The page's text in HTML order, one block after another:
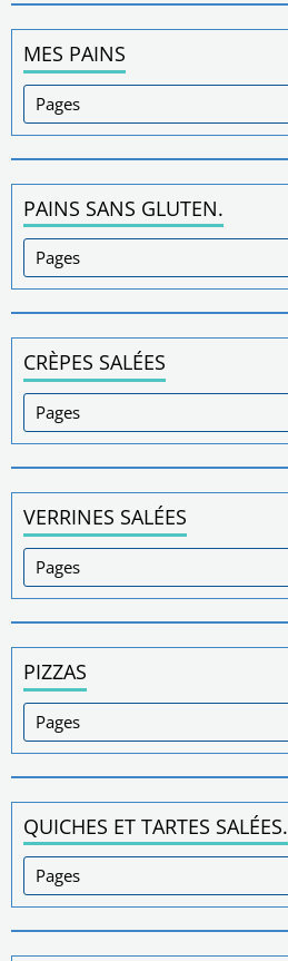
MES PAINS
PAINS SANS GLUTEN.
CRÈPES SALÉES
VERRINES SALÉES
PIZZAS
QUICHES ET TARTES SALÉES.